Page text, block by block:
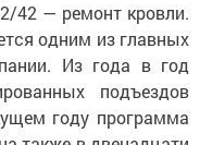
42 — ремонт кровли.
одним из главных
Из года в год
подъездов
году программа